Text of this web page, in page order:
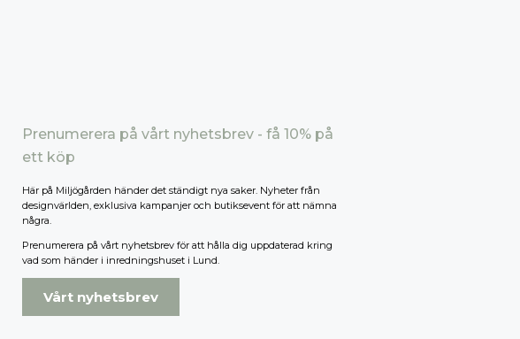
Prenumerera på vårt nyhetsbrev - få 10% på
ett köp
Här på Miljögården händer det ständigt nya saker. Nyheter från
designvärlden, exklusiva kampanjer och butiksevent för att nämna
några.
Prenumerera på vårt nyhetsbrev för att hålla dig uppdaterad kring
vad som händer i inredningshuset i Lund.
Vårt nyhetsbrev